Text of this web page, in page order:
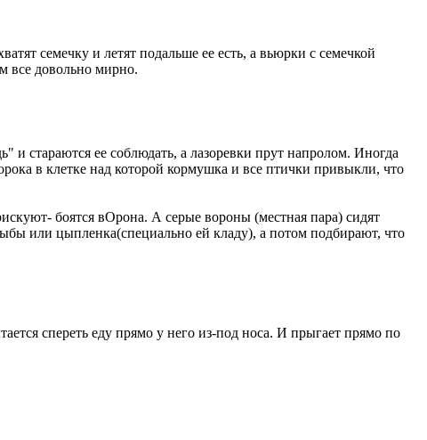
семечку и летят подальше ее есть, а вьюрки с семечкой
все довольно мирно.
и стараются ее соблюдать, а лазоревки прут напролом. Иногда
в клетке над которой кормушка и все птички привыкли, что
боятся вОрона. А серые вороны (местная пара) сидят
или цыпленка(специально ей кладу), а потом подбирают, что
спереть еду прямо у него из-под носа. И прыгает прямо по